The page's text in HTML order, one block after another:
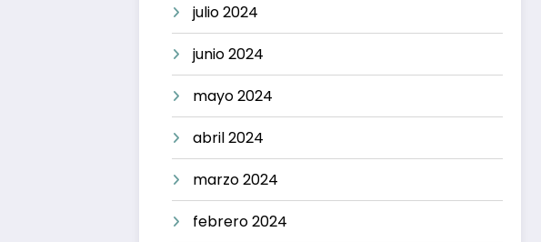
julio 2024
junio 2024
mayo 2024
abril 2024
marzo 2024
febrero 2024